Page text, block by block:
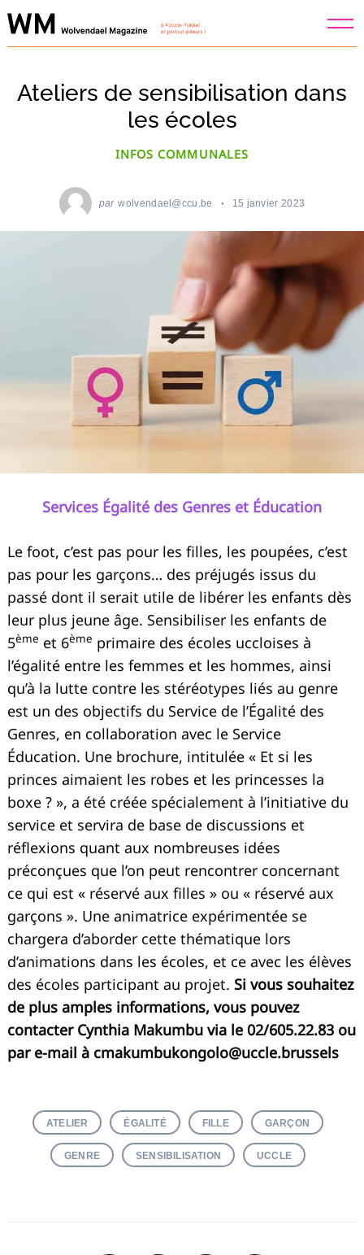
Skip
to
Ateliers de sensibilisation dans
les écoles
INFOS COMMUNALES
par wolvendael@ccu.be 15 janvier 2023
Services Égalité des Genres et Éducation
Le foot, c’est pas pour les filles, les poupées, c’est
pas pour les garçons… des préjugés issus du
passé dont il serait utile de libérer les enfants dès
leur plus jeune âge. Sensibiliser les enfants de
5ème et 6ème primaire des écoles uccloises à
l’égalité entre les femmes et les hommes, ainsi
qu’à la lutte contre les stéréotypes liés au genre
est un des objectifs du Service de l’Égalité des
Genres, en collaboration avec le Service
Éducation. Une brochure, intitulée « Et si les
princes aimaient les robes et les princesses la
boxe ? », a été créée spécialement à l’initiative du
service et servira de base de discussions et
réflexions quant aux nombreuses idées
préconçues que l’on peut rencontrer concernant
ce qui est « réservé aux filles » ou « réservé aux
garçons ». Une animatrice expérimentée se
chargera d’aborder cette thématique lors
d’animations dans les écoles, et ce avec les élèves
des écoles participant au projet. Si vous souhaitez
de plus amples informations, vous pouvez
contacter Cynthia Makumbu via le 02/605.22.83 ou
par e-mail à cmakumbukongolo@uccle.brussels
ATELIER ÉGALITÉ FILLE GARÇON
GENRE SENSIBILISATION UCCLE